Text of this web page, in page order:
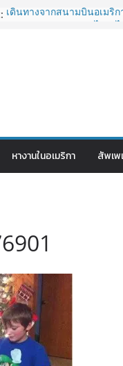
เดินทางจากสนามบินอเมริก
ประหยัดและคุ้มที่สุดในปี
VPN สำหรับใช้ในอเมริกา
หางานในอเมริกา สัพเพ